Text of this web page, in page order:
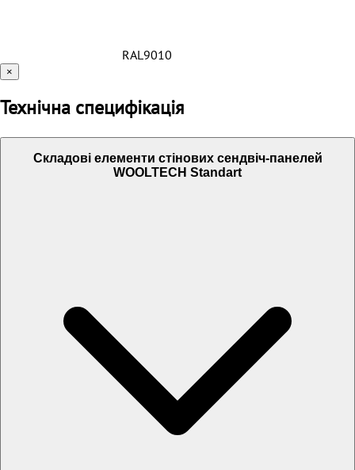
RAL9010
×
Технічна специфікація
Складові елементи стінових сендвіч-панелей
WOOLTECH Standart